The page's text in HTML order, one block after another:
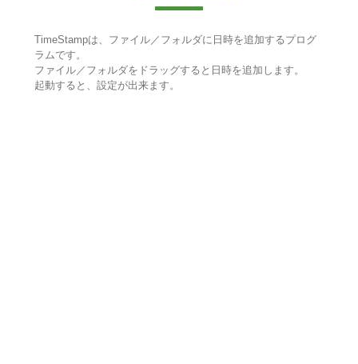
TimeStampは、ファイル／フォルダに日時を追加するプログ
ラムです。
ファイル／フォルダをドラッグすると日時を追加します。
起動すると、設定が出来ます。